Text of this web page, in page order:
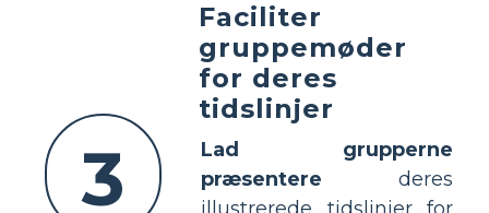
3
Faciliter
gruppemøder
for deres
tidslinjer
Lad grupperne
præsentere deres